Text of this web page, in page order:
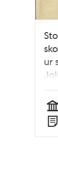
ur
Tid
Typ